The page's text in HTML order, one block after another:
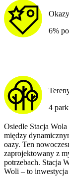
6%
4
Osiedle Stacja
między
oazy. Ten
zaprojektowany z
potrzebach. Stacja
Woli – to inwestycja